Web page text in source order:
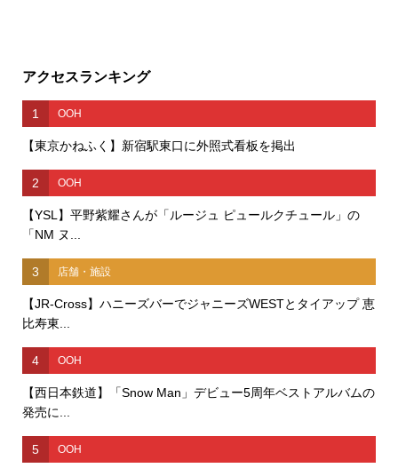
アクセスランキング
1 OOH
【東京かねふく】新宿駅東口に外照式看板を掲出
2 OOH
【YSL】平野紫耀さんが「ルージュ ピュールクチュール」の
「NM ヌ...
3 店舗・施設
【JR-Cross】ハニーズバーでジャニーズWESTとタイアップ 恵
比寿東...
4 OOH
【西日本鉄道】「Snow Man」デビュー5周年ベストアルバムの
発売に...
5 OOH